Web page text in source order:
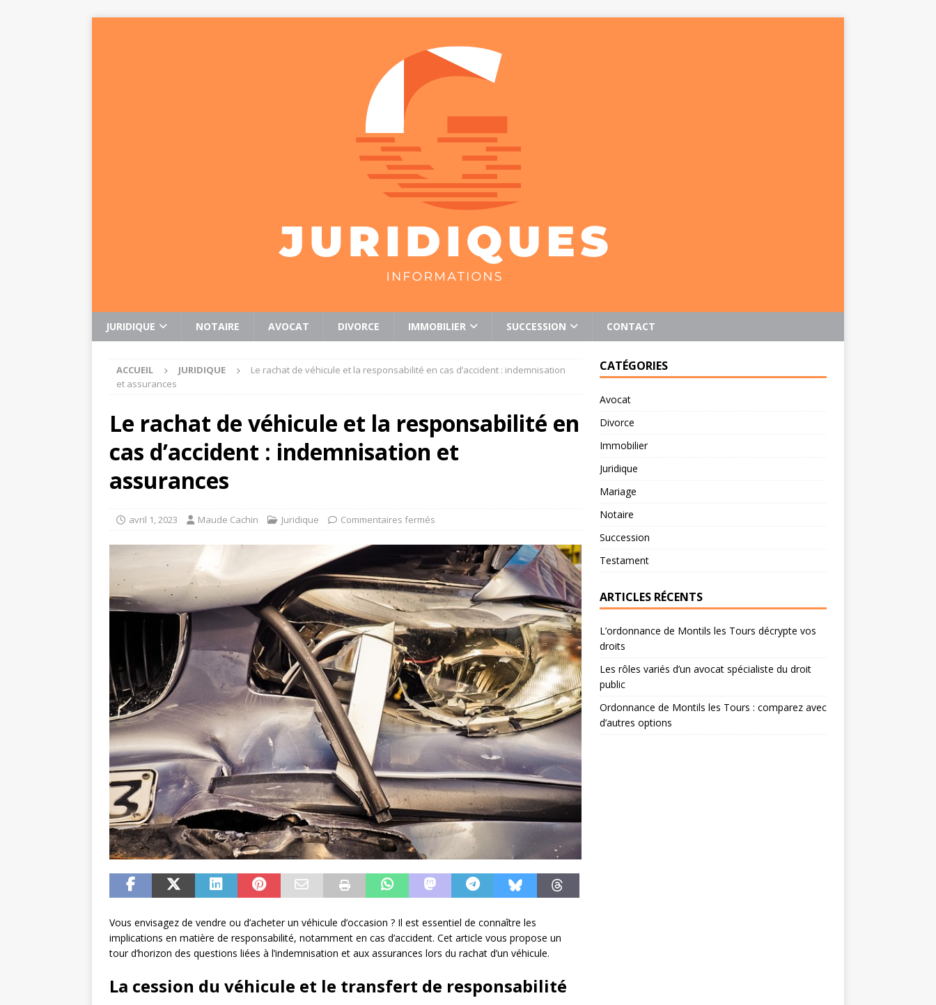
JURIDIQUE NOTAIRE AVOCAT DIVORCE IMMOBILIER SUCCESSION CONTACT
ACCUEIL JURIDIQUE
Le rachat de véhicule et la responsabilité en cas d’accident : indemnisation
et assurances
Le rachat de véhicule et la responsabilité en
cas d’accident : indemnisation et
assurances
avril 1, 2023 Maude Cachin Juridique Commentaires fermés
Vous envisagez de vendre ou d’acheter un véhicule d’occasion ? Il est essentiel de connaître les
implications en matière de responsabilité, notamment en cas d’accident. Cet article vous propose un
tour d’horizon des questions liées à l’indemnisation et aux assurances lors du rachat d’un véhicule.
La cession du véhicule et le transfert de responsabilité
CATÉGORIES
Avocat
Divorce
Immobilier
Juridique
Mariage
Notaire
Succession
Testament
ARTICLES RÉCENTS
L’ordonnance de Montils les Tours décrypte vos
droits
Les rôles variés d’un avocat spécialiste du droit
public
Ordonnance de Montils les Tours : comparez avec
d’autres options